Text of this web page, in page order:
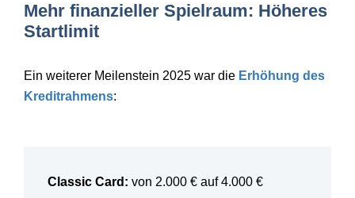
Mehr finanzieller Spielraum: Höheres
Startlimit
Ein weiterer Meilenstein 2025 war die Erhöhung des
Kreditrahmens:
Classic Card : von 2.000 € auf 4.000 €